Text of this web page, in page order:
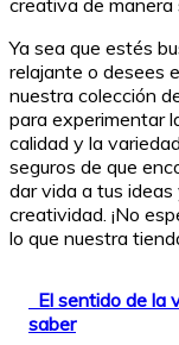
creativa de
Ya sea que estés
relajante o desees
nuestra colección
para experimentar
calidad y la
seguros de que
dar vida a tus
creatividad. ¡No
lo que nuestra
El sentido de la
saber